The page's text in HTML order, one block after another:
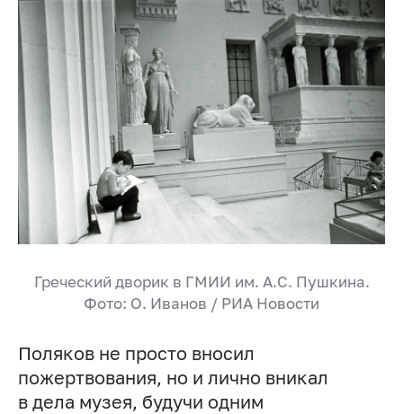
Греческий дворик в ГМИИ им. А.С. Пушкина.
Фото: О. Иванов / РИА Новости
Поляков не просто вносил
пожертвования, но и лично вникал
в дела музея, будучи одним